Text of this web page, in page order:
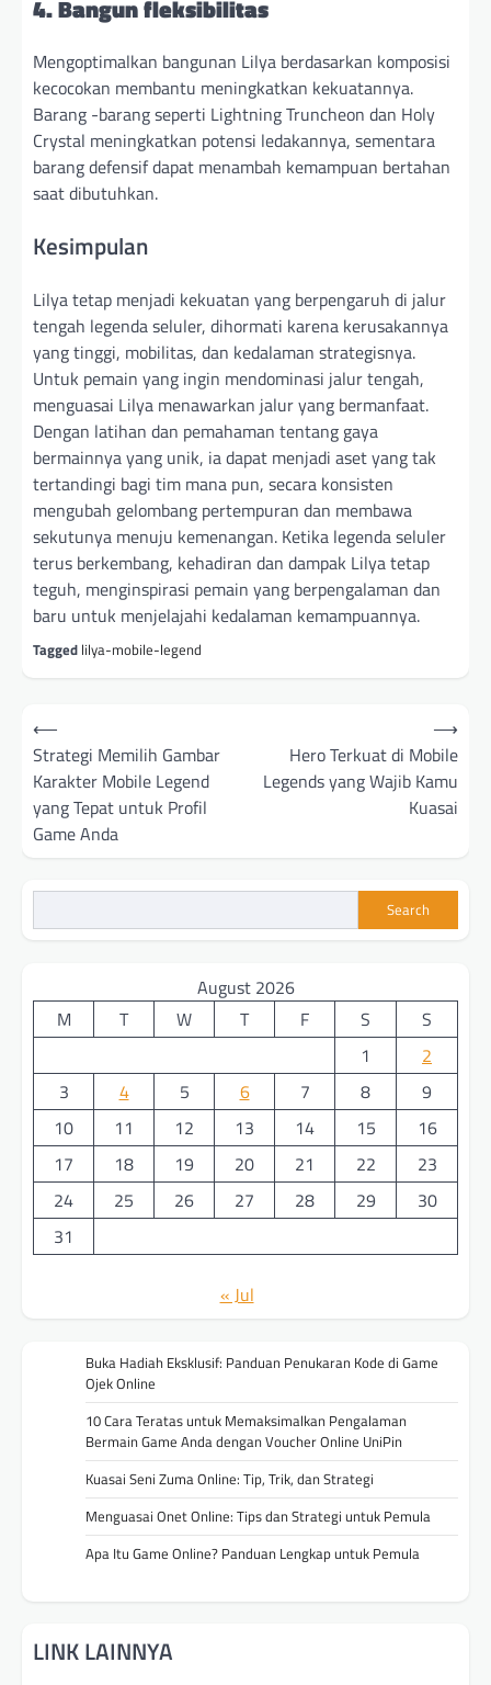
4. Bangun fleksibilitas
Mengoptimalkan bangunan Lilya berdasarkan komposisi
kecocokan membantu meningkatkan kekuatannya.
Barang -barang seperti Lightning Truncheon dan Holy
Crystal meningkatkan potensi ledakannya, sementara
barang defensif dapat menambah kemampuan bertahan
saat dibutuhkan.
Kesimpulan
Lilya tetap menjadi kekuatan yang berpengaruh di jalur
tengah legenda seluler, dihormati karena kerusakannya
yang tinggi, mobilitas, dan kedalaman strategisnya.
Untuk pemain yang ingin mendominasi jalur tengah,
menguasai Lilya menawarkan jalur yang bermanfaat.
Dengan latihan dan pemahaman tentang gaya
bermainnya yang unik, ia dapat menjadi aset yang tak
tertandingi bagi tim mana pun, secara konsisten
mengubah gelombang pertempuran dan membawa
sekutunya menuju kemenangan. Ketika legenda seluler
terus berkembang, kehadiran dan dampak Lilya tetap
teguh, menginspirasi pemain yang berpengalaman dan
baru untuk menjelajahi kedalaman kemampuannya.
Tagged lilya-mobile-legend
Post
navigation
⟵
Strategi Memilih Gambar
Karakter Mobile Legend
yang Tepat untuk Profil
Game Anda
Hero Terkuat di Mobile
Legends yang Wajib Kamu
Kuasai
⟶
Search
August 2026
M
T W T F S
S
1
2
3
4 5 6 7 8
9
10
11 12 13 14 15
16
17
18 19 20 21 22
23
24
25 26 27 28 29
30
31
« Jul
Buka Hadiah Eksklusif: Panduan Penukaran Kode di Game
Ojek Online
10 Cara Teratas untuk Memaksimalkan Pengalaman
Bermain Game Anda dengan Voucher Online UniPin
Kuasai Seni Zuma Online: Tip, Trik, dan Strategi
Menguasai Onet Online: Tips dan Strategi untuk Pemula
Apa Itu Game Online? Panduan Lengkap untuk Pemula
LINK LAINNYA